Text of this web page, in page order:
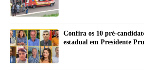
Confira os 10 pré-
estadual em Presidente